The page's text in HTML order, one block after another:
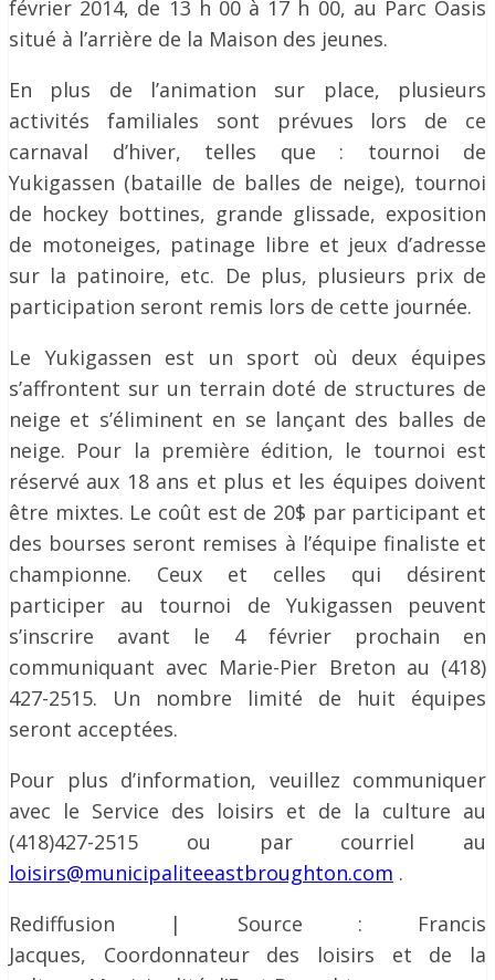
février 2014, de 13 h 00 à 17 h 00, au Parc Oasis
situé à l’arrière de la Maison des jeunes.
En plus de l’animation sur place, plusieurs
activités familiales sont prévues lors de ce
carnaval d’hiver, telles que : tournoi de
Yukigassen (bataille de balles de neige), tournoi
de hockey bottines, grande glissade, exposition
de motoneiges, patinage libre et jeux d’adresse
sur la patinoire, etc. De plus, plusieurs prix de
participation seront remis lors de cette journée.
Le Yukigassen est un sport où deux équipes
s’affrontent sur un terrain doté de structures de
neige et s’éliminent en se lançant des balles de
neige. Pour la première édition, le tournoi est
réservé aux 18 ans et plus et les équipes doivent
être mixtes. Le coût est de 20$ par participant et
des bourses seront remises à l’équipe finaliste et
championne. Ceux et celles qui désirent
participer au tournoi de Yukigassen peuvent
s’inscrire avant le 4 février prochain en
communiquant avec Marie-Pier Breton au (418)
427-2515. Un nombre limité de huit équipes
seront acceptées.
Pour plus d’information, veuillez communiquer
avec le Service des loisirs et de la culture au
(418)427-2515 ou par courriel au
loisirs@municipaliteeastbroughton.com .
Rediffusion | Source : Francis
Jacques, Coordonnateur des loisirs et de la